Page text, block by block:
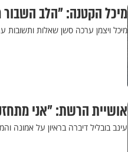
מיכל הקטנה: "הלב השבור
מיכל ויצמן ערכה סשן שאלות
אושיית הרשת: "אני
עינב בובליל דיברה בראיון על אמונה